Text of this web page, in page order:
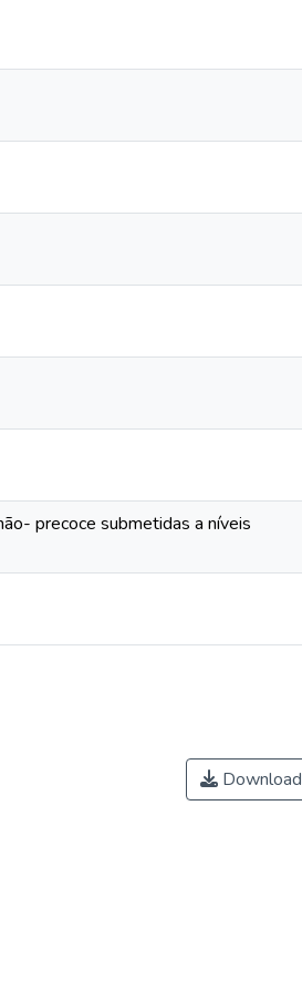
precoce submetidas a níveis
Download